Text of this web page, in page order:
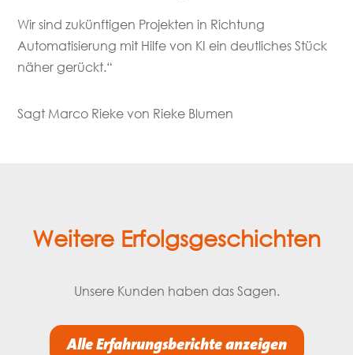
Wir sind zukünftigen Projekten in Richtung
Automatisierung mit Hilfe von KI ein deutliches Stück
näher gerückt.“
Sagt Marco Rieke von Rieke Blumen
Weitere Erfolgsgeschichten
Unsere Kunden haben das Sagen.
Alle Erfahrungsberichte anzeigen